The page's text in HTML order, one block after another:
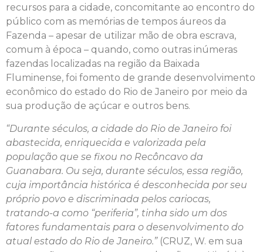
recursos para a cidade, concomitante ao encontro do
público com as memórias de tempos áureos da
Fazenda – apesar de utilizar mão de obra escrava,
comum à época – quando, como outras inúmeras
fazendas localizadas na região da Baixada
Fluminense, foi fomento de grande desenvolvimento
econômico do estado do Rio de Janeiro por meio da
sua produção de açúcar e outros bens.
“Durante séculos, a cidade do Rio de Janeiro foi
abastecida, enriquecida e valorizada pela
população que se fixou no Recôncavo da
Guanabara. Ou seja, durante séculos, essa região,
cuja importância histórica é desconhecida por seu
próprio povo e discriminada pelos cariocas,
tratando-a como “periferia”, tinha sido um dos
fatores fundamentais para o desenvolvimento do
atual estado do Rio de Janeiro.” (CRUZ, W. em sua